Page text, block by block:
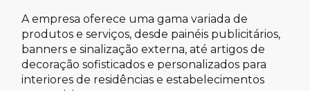
A empresa oferece uma gama variada de
produtos e serviços, desde painéis publicitários,
banners e sinalização externa, até artigos de
decoração sofisticados e personalizados para
interiores de residências e estabelecimentos